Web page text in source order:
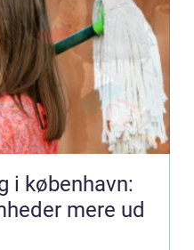
i københavn:
mere ud